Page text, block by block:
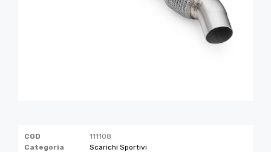
COD
111108
Categoria
Scarichi Sportivi